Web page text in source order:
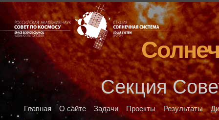
Секция
Главная О сайте Задачи Проекты Результаты